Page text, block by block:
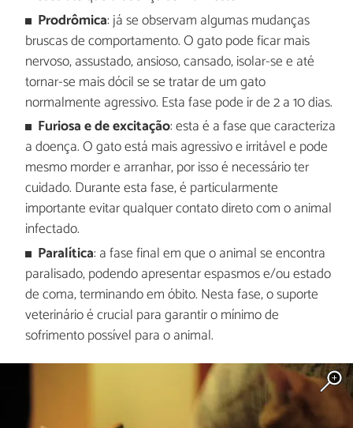
Prodrômica: já se observam algumas mudanças
bruscas de comportamento. O gato pode ficar mais
nervoso, assustado, ansioso, cansado, isolar-se e até
tornar-se mais dócil se se tratar de um gato
normalmente agressivo. Esta fase pode ir de 2 a 10 dias.
Furiosa e de excitação: esta é a fase que caracteriza
a doença. O gato está mais agressivo e irritável e pode
mesmo morder e arranhar, por isso é necessário ter
cuidado. Durante esta fase, é particularmente
importante evitar qualquer contato direto com o animal
infectado.
Paralítica: a fase final em que o animal se encontra
paralisado, podendo apresentar espasmos e/ou estado
de coma, terminando em óbito. Nesta fase, o suporte
veterinário é crucial para garantir o mínimo de
sofrimento possível para o animal.